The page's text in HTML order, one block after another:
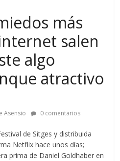
más
salen
algo
atractivo
Asensio 0 comentarios
de Sitges y distribuida
Netflix hace unos días;
prima de Daniel Goldhaber en